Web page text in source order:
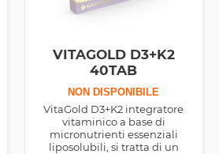
VITAGOLD D3+K2
40TAB
NON DISPONIBILE
VitaGold D3+K2 integratore
vitaminico a base di
micronutrienti essenziali
liposolubili, si tratta di un